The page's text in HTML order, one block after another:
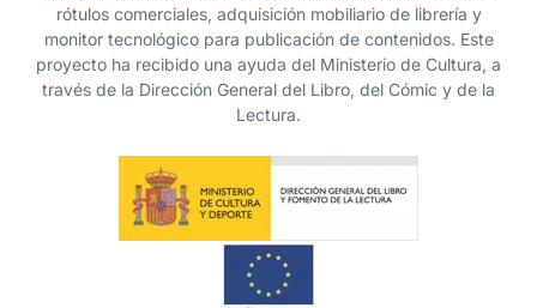
rótulos comerciales, adquisición mobiliario de librería y
monitor tecnológico para publicación de contenidos. Este
proyecto ha recibido una ayuda del Ministerio de Cultura, a
través de la Dirección General del Libro, del Cómic y de la
Lectura.